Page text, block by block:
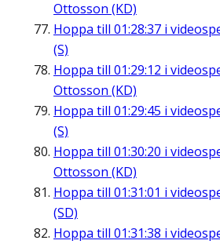
Ottosson (KD)
Hoppa till 01:28:37 i
(S)
Hoppa till 01:29:12 i
Ottosson (KD)
Hoppa till 01:29:45 i
(S)
Hoppa till 01:30:20 i
Ottosson (KD)
Hoppa till 01:31:01 i
(SD)
Hoppa till 01:31:38 i